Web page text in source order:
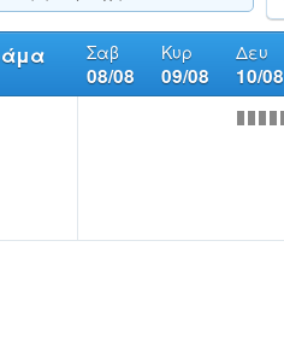
Σαβ
08/08
Κυρ
09/08
Δευ
10/08